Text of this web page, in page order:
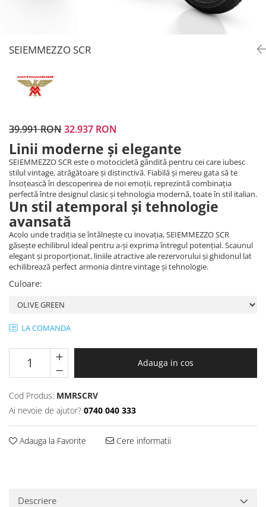
Touring
Sport
Incaltaminte Femei
Touring
Off-Road
Imbracaminte functionala
Echipamente de ploaie
Protectii
Airbag
Armuri
Protectii coloana
Protectii umeri/coate/solduri
Protectii genunchi
Incaltaminte
Protecții
Echipamente barbati
Pantaloni Barbati
Sisteme comunicatie
Suport telefon
SEIEMMEZZO SCR
39.991 RON32.937 RON
Linii moderne și elegante
SEIEMMEZZO SCR este o motocicletă gândită pentru cei care iubesc
stilul vintage, atrăgătoare și distinctivă. Fiabilă și mereu gata să te
însoțească în descoperirea de noi emoții, reprezintă combinația
perfectă între designul clasic și tehnologia modernă, toate în stil italian.
Un stil atemporal și tehnologie
avansată
Acolo unde tradiția se întâlnește cu inovația, SEIEMMEZZO SCR
găsește echilibrul ideal pentru a-și exprima întregul potențial. Scaunul
elegant și proporționat, liniile atractive ale rezervorului și ghidonul lat
echilibrează perfect armonia dintre vintage și tehnologie.
Culoare:
LA COMANDA
Adauga in cos
Cod Produs: MMRSCRV
Ai nevoie de ajutor? 0740 040 333
Adauga la Favorite Cere informatii
Descriere